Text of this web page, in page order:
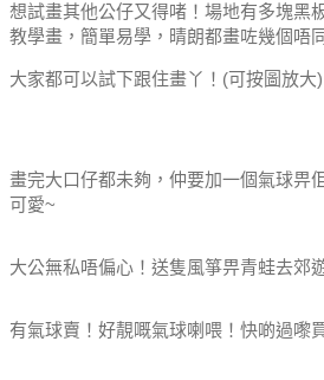
想試畫其他公仔又得啫！場地有多塊黑
教學畫，簡單易學，晴朗都畫咗幾個唔
大家都可以試下跟住畫丫！(可按圖放大)
畫完大口仔都未夠，仲要加一個氣球畀
可愛~
大公無私唔偏心！送隻風箏畀青蛙去郊
有氣球賣！好靚嘅氣球喇喂！快啲過嚟